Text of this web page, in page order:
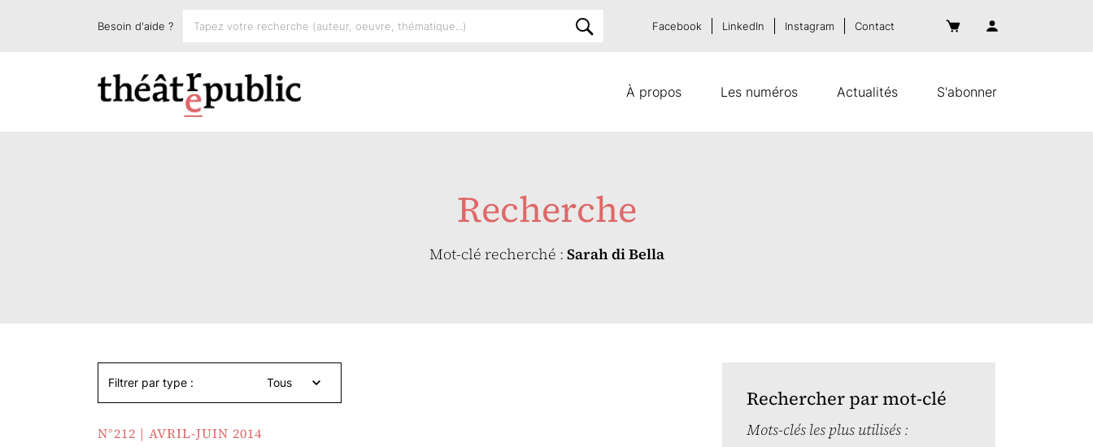
À propos Les numéros Actualités S'abonner
Besoin d'aide ? Facebook LinkedIn Instagram Contact
Recherche
Mot-clé recherché : Sarah di Bella
Filtrer par type : Tous
N°212 | AVRIL-JUIN 2014
Rechercher par mot-clé
Mots-clés les plus utilisés :